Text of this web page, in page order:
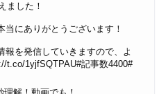
ました！
にありがとうございます！
報を発信していきますので、よ
t.co/1yjfSQTPAU#記事数4400#